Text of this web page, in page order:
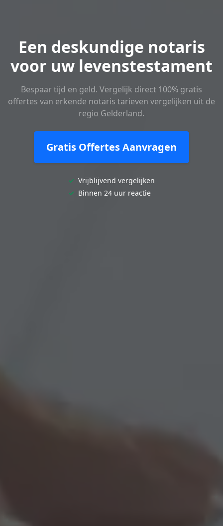
Een deskundige notaris
voor uw levenstestament
Bespaar tijd en geld. Vergelijk direct 100% gratis
offertes van erkende notaris tarieven vergelijken uit de
regio Gelderland.
Gratis Offertes Aanvragen
✓ Vrijblijvend vergelijken
✓ Binnen 24 uur reactie